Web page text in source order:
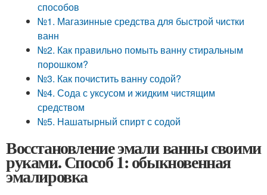
способов
№1. Магазинные средства для быстрой чистки
ванн
№2. Как правильно помыть ванну стиральным
порошком?
№3. Как почистить ванну содой?
№4. Сода с уксусом и жидким чистящим
средством
№5. Нашатырный спирт с содой
Восстановление эмали ванны своими
руками. Способ 1: обыкновенная
эмалировка